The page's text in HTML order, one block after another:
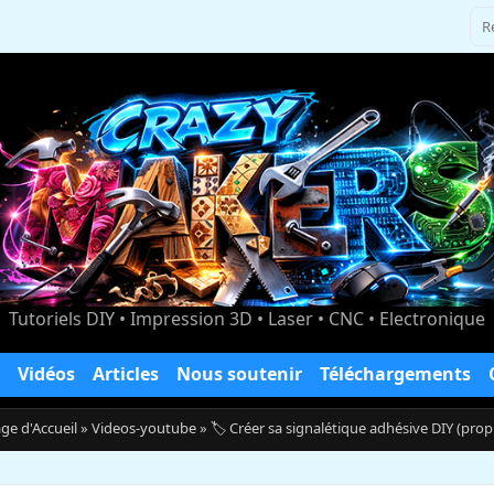
Tutoriels DIY • Impression 3D • Laser • CNC • Electronique
Vidéos Articles Nous soutenir Téléchargements
d'Accueil» Videos-youtube» 🏷️ Créer sa signalétique adhésive DIY